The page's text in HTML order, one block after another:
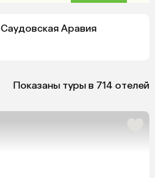
Саудовская Аравия
Показаны туры в 714 отелей